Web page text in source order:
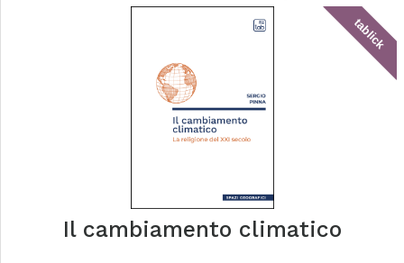
tablick
Il cambiamento climatico